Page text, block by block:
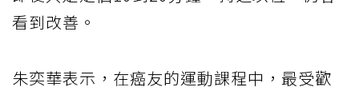
看到改善。
朱奕華表示，在癌友的運動課程中，最受歡